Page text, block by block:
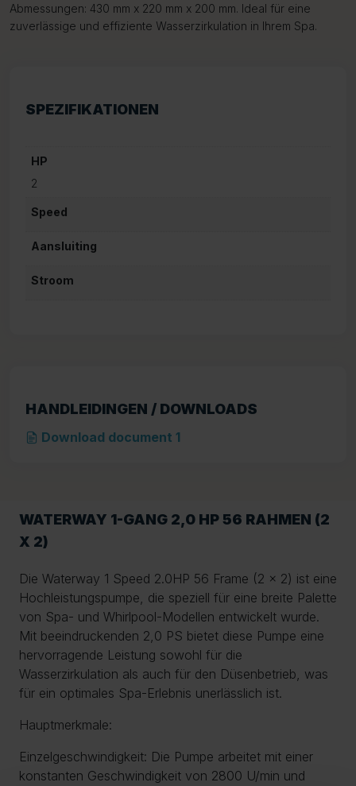
Abmessungen: 430 mm x 220 mm x 200 mm. Ideal für eine
zuverlässige und effiziente Wasserzirkulation in Ihrem Spa.
SPEZIFIKATIONEN
HP
2
Speed
Aansluiting
Stroom
HANDLEIDINGEN / DOWNLOADS
Download document 1
WATERWAY 1-GANG 2,0 HP 56 RAHMEN (2
X 2)
Die Waterway 1 Speed 2.0HP 56 Frame (2 x 2) ist eine
Hochleistungspumpe, die speziell für eine breite Palette
von Spa- und Whirlpool-Modellen entwickelt wurde.
Mit beeindruckenden 2,0 PS bietet diese Pumpe eine
hervorragende Leistung sowohl für die
Wasserzirkulation als auch für den Düsenbetrieb, was
für ein optimales Spa-Erlebnis unerlässlich ist.
Hauptmerkmale:
Einzelgeschwindigkeit: Die Pumpe arbeitet mit einer
konstanten Geschwindigkeit von 2800 U/min und